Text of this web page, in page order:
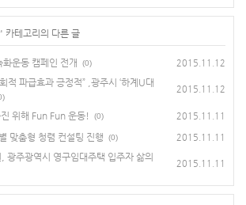
' 카테고리의 다른 글
운동 캠페인 전개 (0) 2015.11.12
적 파급효과 긍정적” ,광주시 ‘하계U대
2015.11.12
위해 Fun Fun 운동! (0) 2015.11.11
맞춤형 청렴 컨설팅 진행 (0) 2015.11.11
광주광역시 영구임대주택 입주자 삶의
2015.11.11